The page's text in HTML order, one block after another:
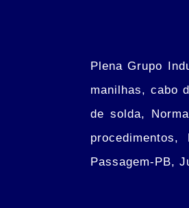
Plena Grupo
manilhas, cabo
de solda,
Passagem-PB,